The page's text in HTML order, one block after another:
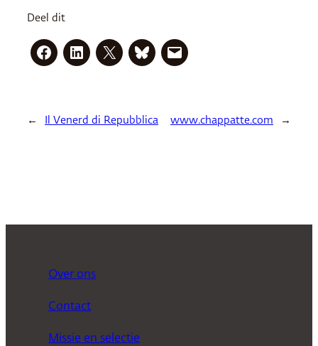
Deel dit
← Il Venerd di Repubblica www.chappatte.com →
Over ons
Contact
Missie en selectie